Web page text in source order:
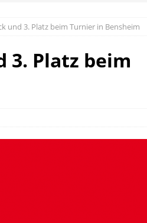
und 3. Platz beim Turnier in Bensheim
3. Platz beim